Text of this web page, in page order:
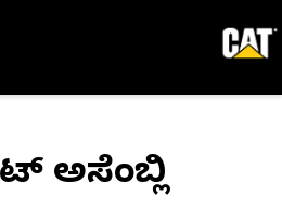
ಅಸೆಂಬ್ಲಿ